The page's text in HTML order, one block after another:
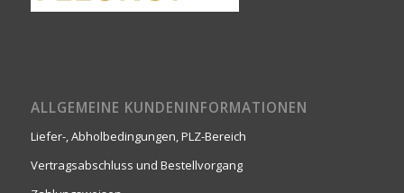
ALLGEMEINE KUNDENINFORMATIONEN
Liefer-, Abholbedingungen, PLZ-Bereich
Vertragsabschluss und Bestellvorgang